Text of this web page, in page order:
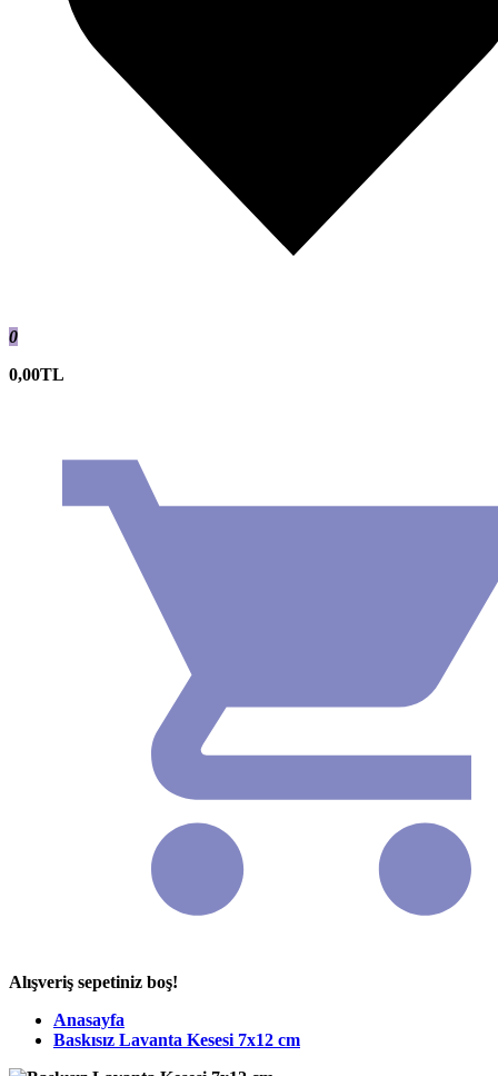
0
0,00TL
Alışveriş sepetiniz boş!
Anasayfa
Baskısız Lavanta Kesesi 7x12 cm